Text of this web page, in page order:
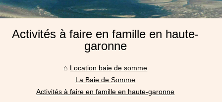
Activités à faire en famille en haute-
garonne
Location baie de somme
La Baie de Somme
Activités à faire en famille en haute-garonne